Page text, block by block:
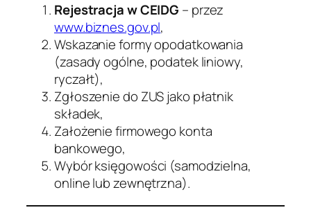
Rejestracja w CEIDG – przez
www.biznes.gov.pl,
Wskazanie formy opodatkowania
(zasady ogólne, podatek liniowy,
ryczałt),
Zgłoszenie do ZUS jako płatnik
składek,
Założenie firmowego konta
bankowego,
Wybór księgowości (samodzielna,
online lub zewnętrzna).